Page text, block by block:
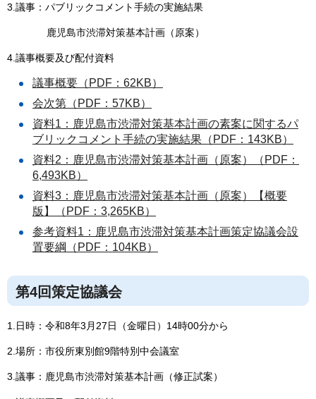
3.議事：パブリックコメント手続の実施結果
鹿児島市渋滞対策基本計画（原案）
4.議事概要及び配付資料
議事概要（PDF：62KB）
会次第（PDF：57KB）
資料1：鹿児島市渋滞対策基本計画の素案に関するパ
ブリックコメント手続の実施結果（PDF：143KB）
資料2：鹿児島市渋滞対策基本計画（原案）（PDF：
6,493KB）
資料3：鹿児島市渋滞対策基本計画（原案）【概要
版】（PDF：3,265KB）
参考資料1：鹿児島市渋滞対策基本計画策定協議会設
置要綱（PDF：104KB）
第4回策定協議会
1.日時：令和8年3月27日（金曜日）14時00分から
2.場所：市役所東別館9階特別中会議室
3.議事：鹿児島市渋滞対策基本計画（修正試案）